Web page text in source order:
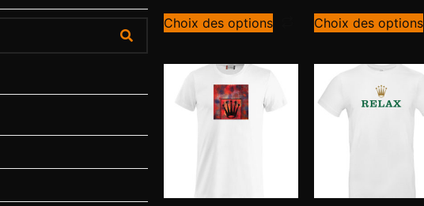
Choix des options Choix des options